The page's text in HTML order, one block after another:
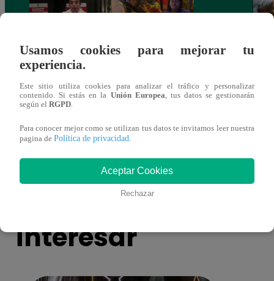
Cantante Jaime Carmona asesinado: todo
lo que sabe de la muerte del exparticipante
También te puede
interesar
Usamos cookies para mejorar tu
experiencia.
Este sitio utiliza cookies para analizar el tráfico y personalizar
contenido. Si estás en la Unión Europea, tus datos se gestionarán
según el RGPD.
Para conocer mejor como se utilizan tus datos te invitamos leer nuestra
pagina de Política de privacidad.
Aceptar Cookies
Rechazar